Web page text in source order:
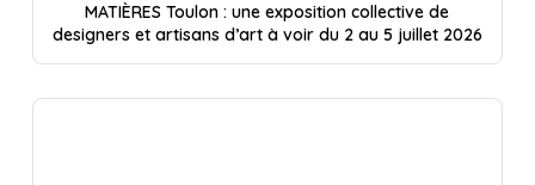
MATIÈRES Toulon : une exposition collective de
designers et artisans d’art à voir du 2 au 5 juillet 2026